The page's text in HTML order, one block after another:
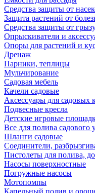
Средства защиты от
Защита растений от
Средства защиты от
Опрыскиватели и
Опоры для растений и
Дренаж
Парники, теплицы
Мульчирование
Садовая мебель
Качели садовые
Аксессуары для садовых
Подвесные кресла
Детские игровые
Все для полива садового
Шланги садовые
Соединители,
Пистолеты для полива,
Насосы поверхностные
Погружные насосы
Мотопомпы
Капельный полив и